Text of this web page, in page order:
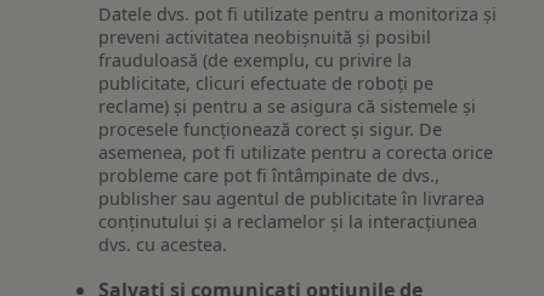
Datele dvs. pot fi utilizate pentru a monitoriza și
preveni activitatea neobișnuită și posibil
frauduloasă (de exemplu, cu privire la
publicitate, clicuri efectuate de roboți pe
reclame) și pentru a se asigura că sistemele și
procesele funcționează corect și sigur. De
asemenea, pot fi utilizate pentru a corecta orice
probleme care pot fi întâmpinate de dvs.,
publisher sau agentul de publicitate în livrarea
conținutului și a reclamelor și la interacțiunea
dvs. cu acestea.
Salvați și comunicați opțiunile de